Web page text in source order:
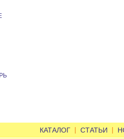
КАТАЛОГ | СТАТЬИ |